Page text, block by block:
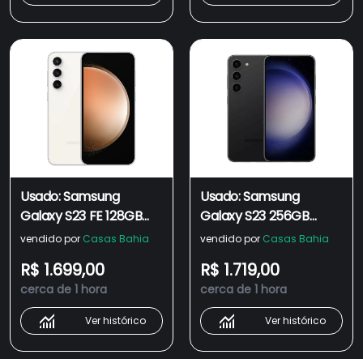
Usado: Samsung
Galaxy S23 FE 128GB
Creme - Excelente
vendido por Casas Bahia
R$ 1.699,00
cerca de 1 hora
Ver histórico
Usado: Samsung
Galaxy S23 256GB
Preto - Excelente
vendido por Casas Bahia
R$ 1.719,00
cerca de 1 hora
Ver histórico